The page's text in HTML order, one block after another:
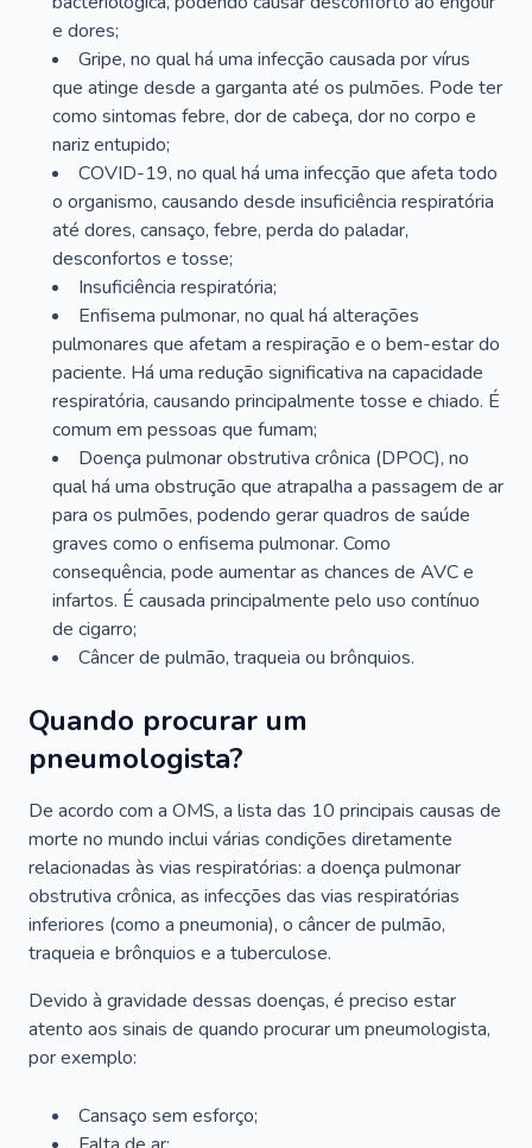
e dores;
Gripe, no qual há uma infecção causada por vírus
que atinge desde a garganta até os pulmões. Pode ter
como sintomas febre, dor de cabeça, dor no corpo e
nariz entupido;
COVID-19, no qual há uma infecção que afeta todo
o organismo, causando desde insuficiência respiratória
até dores, cansaço, febre, perda do paladar,
desconfortos e tosse;
Insuficiência respiratória;
Enfisema pulmonar, no qual há alterações
pulmonares que afetam a respiração e o bem-estar do
paciente. Há uma redução significativa na capacidade
respiratória, causando principalmente tosse e chiado. É
comum em pessoas que fumam;
Doença pulmonar obstrutiva crônica (DPOC), no
qual há uma obstrução que atrapalha a passagem de ar
para os pulmões, podendo gerar quadros de saúde
graves como o enfisema pulmonar. Como
consequência, pode aumentar as chances de AVC e
infartos. É causada principalmente pelo uso contínuo
de cigarro;
Câncer de pulmão, traqueia ou brônquios.
Quando procurar um
pneumologista?
De acordo com a OMS, a lista das 10 principais causas de
morte no mundo inclui várias condições diretamente
relacionadas às vias respiratórias: a doença pulmonar
obstrutiva crônica, as infecções das vias respiratórias
inferiores (como a pneumonia), o câncer de pulmão,
traqueia e brônquios e a tuberculose.
Devido à gravidade dessas doenças, é preciso estar
atento aos sinais de quando procurar um pneumologista,
por exemplo:
Cansaço sem esforço;